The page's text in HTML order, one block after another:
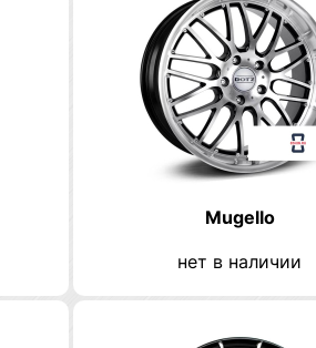
Mugello
нет в наличии